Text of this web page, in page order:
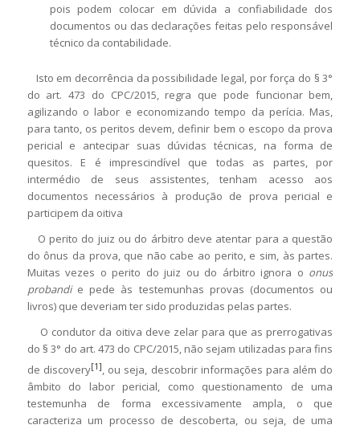
pois podem colocar em dúvida a confiabilidade dos
documentos ou das declarações feitas pelo responsável
técnico da contabilidade.
Isto em decorrência da possibilidade legal, por força do § 3°
do art. 473 do CPC/2015, regra que pode funcionar bem,
agilizando o labor e economizando tempo da perícia. Mas,
para tanto, os peritos devem, definir bem o escopo da prova
pericial e antecipar suas dúvidas técnicas, na forma de
quesitos. E é imprescindível que todas as partes, por
intermédio de seus assistentes, tenham acesso aos
documentos necessários à produção de prova pericial e
participem da oitiva
O perito do juiz ou do árbitro deve atentar para a questão
do ônus da prova, que não cabe ao perito, e sim, às partes.
Muitas vezes o perito do juiz ou do árbitro ignora o onus
probandie pede às testemunhas provas (documentos ou
livros) que deveriam ter sido produzidas pelas partes.
O condutor da oitiva deve zelar para que as prerrogativas
do § 3° do art. 473 do CPC/2015, não sejam utilizadas para fins
de discovery[1], ou seja, descobrir informações para além do
âmbito do labor pericial, como questionamento de uma
testemunha de forma excessivamente ampla, o que
caracteriza um processo de descoberta, ou seja, de uma